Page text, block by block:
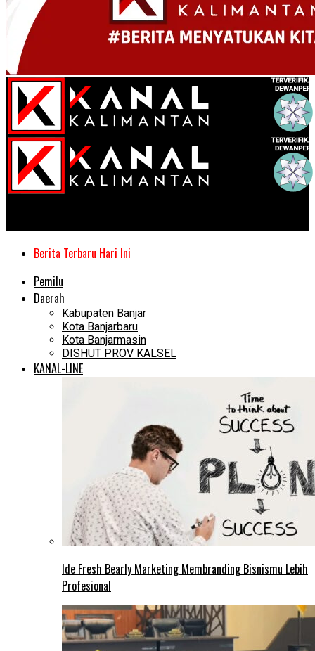
Berita Terbaru Hari Ini
Pemilu
Daerah
Kabupaten Banjar
Kota Banjarbaru
Kota Banjarmasin
DISHUT PROV KALSEL
KANAL-LINE
Ide Fresh Bearly Marketing Membranding Bisnismu Lebih
Profesional